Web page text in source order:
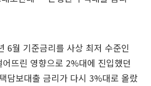
6월 기준금리를 사상 최저 수준인
뜨린 영향으로 2%대에 진입했던
담보대출 금리가 다시 3%대로 올랐